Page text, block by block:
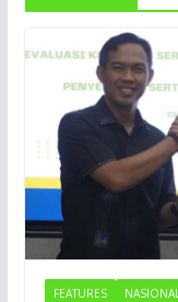
FEATURES NASIONAL